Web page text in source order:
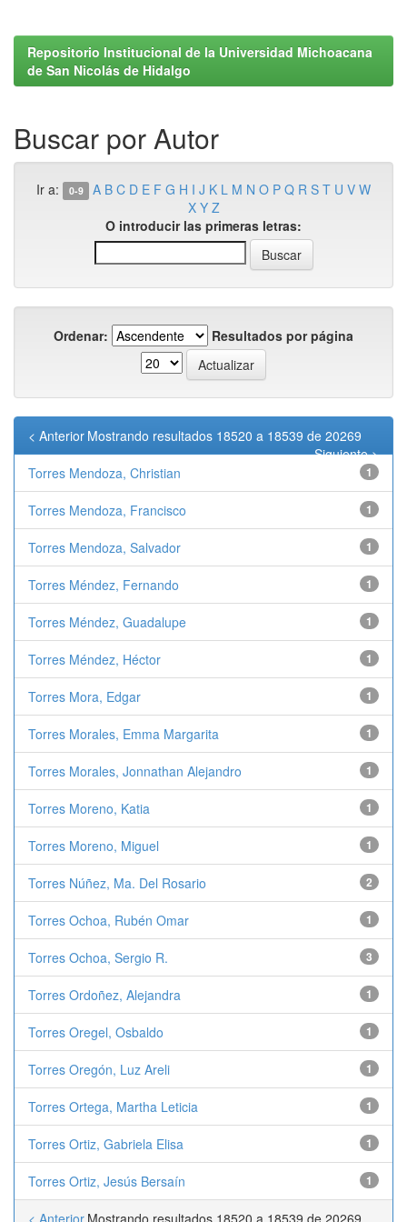
Repositorio Institucional de la Universidad Michoacana
de San Nicolás de Hidalgo
Buscar por Autor
Ir a: 0-9 A B C D E F G H I J K L M N O P Q R S T U V W
X Y Z
O introducir las primeras letras:
Ordenar: Resultados por página
Mostrando resultados 18520 a 18539 de 20269
< Anterior
Siguiente >
Torres Mendoza, Christian
1
Torres Mendoza, Francisco 1
Torres Mendoza, Salvador 1
Torres Méndez, Fernando 1
Torres Méndez, Guadalupe 1
Torres Méndez, Héctor 1
Torres Mora, Edgar 1
Torres Morales, Emma Margarita 1
Torres Morales, Jonnathan Alejandro 1
Torres Moreno, Katia 1
Torres Moreno, Miguel 1
Torres Núñez, Ma. Del Rosario 2
Torres Ochoa, Rubén Omar 1
Torres Ochoa, Sergio R. 3
Torres Ordoñez, Alejandra 1
Torres Oregel, Osbaldo 1
Torres Oregón, Luz Areli 1
Torres Ortega, Martha Leticia 1
Torres Ortiz, Gabriela Elisa 1
Torres Ortiz, Jesús Bersaín 1
Mostrando resultados 18520 a 18539 de 20269
< Anterior